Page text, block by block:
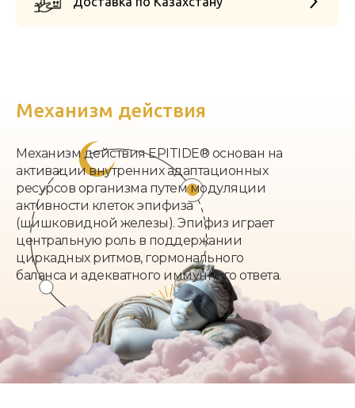
Механизм действия EPITIDE® основан на
активации внутренних адаптационных
ресурсов организма путем модуляции
активности клеток эпифиза
(шишковидной железы). Эпифиз играет
центральную роль в поддержании
циркадных ритмов, гормонального
баланса и адекватного иммунного ответа.
Механизм действия